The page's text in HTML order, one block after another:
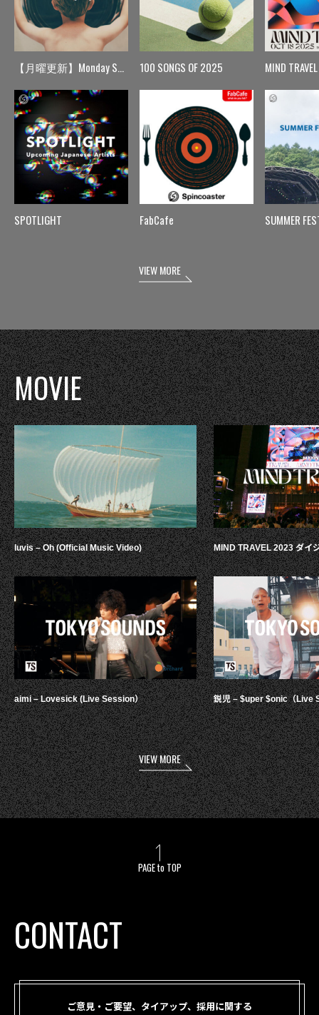
【月曜更新】Monday Spin
SPOTLIGHT
100 SONGS OF 2025
FabCafe
MIND TRAVEL
SUMMER
VIEW MORE
MOVIE
luvis – Oh (Official Music Video)
aimi – Lovesick (Live Session）
MIND TRAVEL 2023 ダイ
鋭児 – $uper $onic（Live
VIEW MORE
PAGE to TOP
CONTACT
ご意見・ご要望、タイアップ、採用に関する